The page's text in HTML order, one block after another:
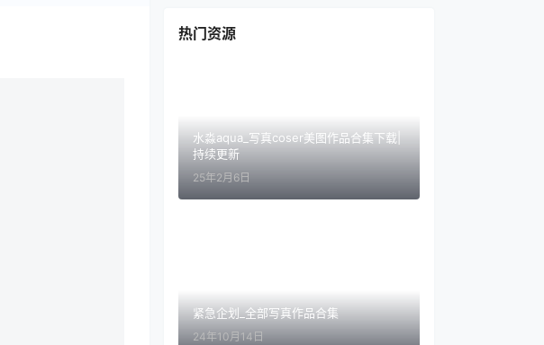
热门资源
水淼aqua_写真coser美图作品合集下载|
持续更新
25年2月6日
紧急企划_全部写真作品合集
24年10月14日